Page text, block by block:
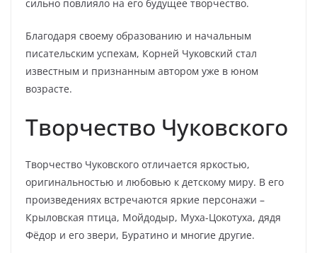
сильно повлияло на его будущее творчество.
Благодаря своему образованию и начальным
писательским успехам, Корней Чуковский стал
известным и признанным автором уже в юном
возрасте.
Творчество Чуковского
Творчество Чуковского отличается яркостью,
оригинальностью и любовью к детскому миру. В его
произведениях встречаются яркие персонажи –
Крыловская птица, Мойдодыр, Муха-Цокотуха, дядя
Фёдор и его звери, Буратино и многие другие.